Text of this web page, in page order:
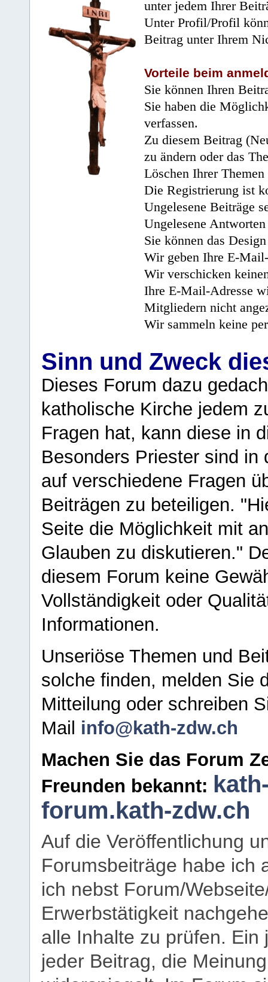
unter jedem Ihrer
Unter Profil/Profil
Beitrag unter Ihrem
Vorteile beim
Sie können Ihren
Sie haben die
verfassen.
Zu diesem Beitrag
zu ändern oder das
Löschen Ihrer
Die Registrierung ist
Ungelesene Beiträge
Ungelesene
Sie können das
Wir geben Ihre E-
Wir verschicken
Ihre E-Mail-Adresse
Mitgliedern nicht
Wir sammeln keine
Sinn und Zweck
Dieses Forum dazu
katholische Kirche jedem
Fragen hat, kann diese in
Besonders Priester sind in
auf verschiedene Fragen
Beiträgen zu beteiligen.
Seite die Möglichkeit mit
Glauben zu diskutieren."
diesem Forum keine
Vollständigkeit oder
Informationen.
Unseriöse Themen und
solche finden, melden Sie
Mitteilung oder schreiben
Mail info@kath-zdw.ch
Machen Sie das Forum
Freunden bekannt:
forum.kath-zdw.ch
Auf die Veröffentlichung
Forumsbeiträge habe ich
ich nebst Forum/
Erwerbstätigkeit
alle Inhalte zu prüfen.
jeder Beitrag, die